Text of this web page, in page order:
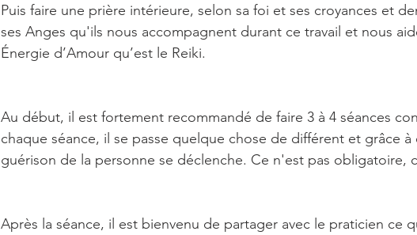
Puis faire une prière intérieure, selon sa foi et ses croyances et
ses Anges qu'ils nous accompagnent durant ce travail et nous
Énergie d’Amour qu’est le Reiki.
Au début, il est fortement recommandé de faire 3 à 4 séances
chaque séance, il se passe quelque chose de différent et grâce
guérison de la personne se déclenche. Ce n'est pas obligatoire,
Après la séance, il est bienvenu de partager avec le praticien ce